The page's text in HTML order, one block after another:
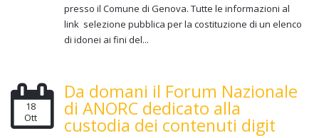
presso il Comune di Genova. Tutte le informazioni al
link selezione pubblica per la costituzione di un elenco
di idonei ai fini del...
18
Ott
Da domani il Forum Nazionale
di ANORC dedicato alla
custodia dei contenuti digit